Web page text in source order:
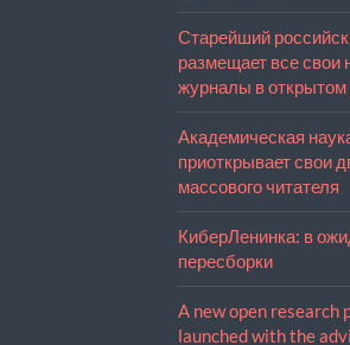
Старейший
размещает все свои
журналы в открытом
Академическая
приоткрывает свои
массового читателя
КиберЛенинка: в
пересборки
A new open research
launched with the